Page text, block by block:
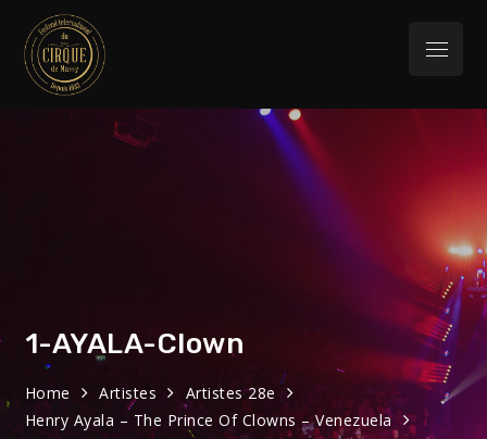
content
International du
Cirque de Massy
Menu
1-AYALA-Clown
Home Artistes
Artistes 28e
Henry Ayala – The Prince Of Clowns – Venezuela